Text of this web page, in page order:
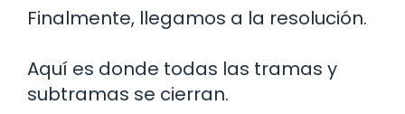
Finalmente, llegamos a la resolución.
Aquí es donde todas las tramas y
subtramas se cierran.